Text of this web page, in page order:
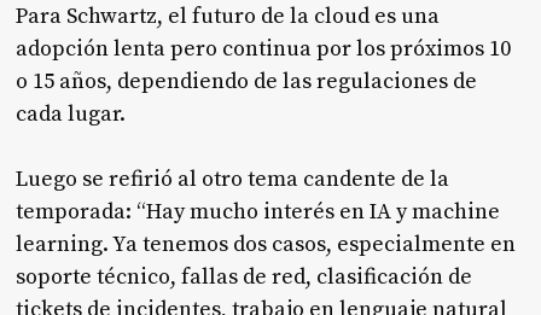
Para Schwartz, el futuro de la cloud es una
adopción lenta pero continua por los próximos 10
o 15 años, dependiendo de las regulaciones de
cada lugar.
Luego se refirió al otro tema candente de la
temporada: “Hay mucho interés en IA y machine
learning. Ya tenemos dos casos, especialmente en
soporte técnico, fallas de red, clasificación de